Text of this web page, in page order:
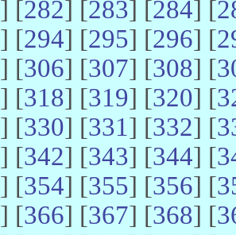
] [282] [283] [284] [
] [294] [295] [296] [
] [306] [307] [308] [
] [318] [319] [320] [
] [330] [331] [332] [
] [342] [343] [344] [
] [354] [355] [356] [
] [366] [367] [368] [